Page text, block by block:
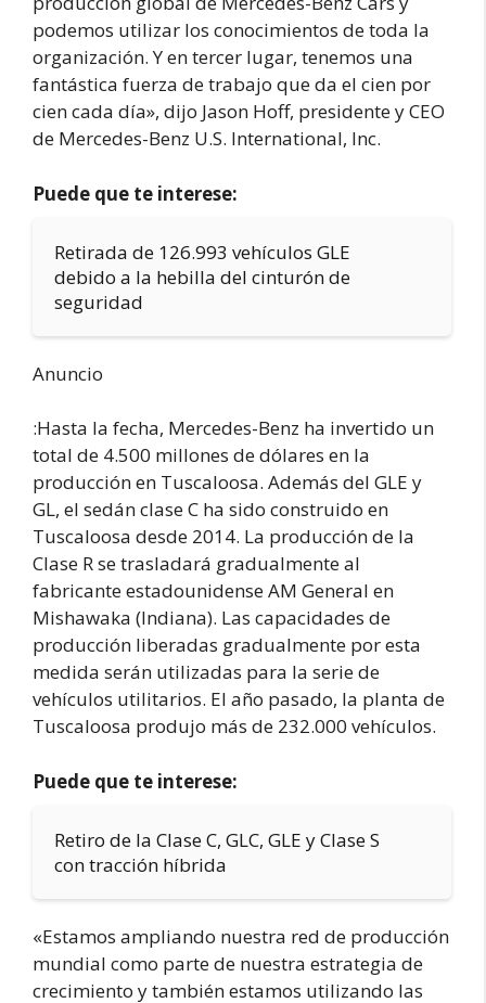
podemos utilizar los conocimientos de toda la
organización. Y en tercer lugar, tenemos una
fantástica fuerza de trabajo que da el cien por
cien cada día», dijo Jason Hoff, presidente y CEO
de Mercedes-Benz U.S. International, Inc.
Puede que te interese:
Retirada de 126.993 vehículos GLE
debido a la hebilla del cinturón de
seguridad
Anuncio
:Hasta la fecha, Mercedes-Benz ha invertido un
total de 4.500 millones de dólares en la
producción en Tuscaloosa. Además del GLE y
GL, el sedán clase C ha sido construido en
Tuscaloosa desde 2014. La producción de la
Clase R se trasladará gradualmente al
fabricante estadounidense AM General en
Mishawaka (Indiana). Las capacidades de
producción liberadas gradualmente por esta
medida serán utilizadas para la serie de
vehículos utilitarios. El año pasado, la planta de
Tuscaloosa produjo más de 232.000 vehículos.
Puede que te interese:
Retiro de la Clase C, GLC, GLE y Clase S
con tracción híbrida
«Estamos ampliando nuestra red de producción
mundial como parte de nuestra estrategia de
crecimiento y también estamos utilizando las